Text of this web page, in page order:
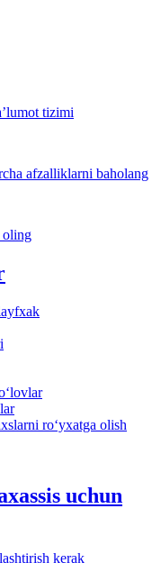
tizimi
afzalliklarni baholang
oling
roʻyхatga olish
uchun
kerak